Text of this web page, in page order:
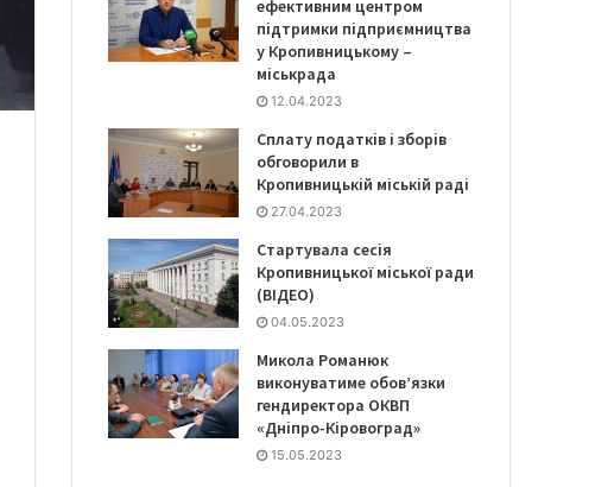
ефективним центром
підтримки підприємництва
у Кропивницькому –
міськрада
12.04.2023
Сплату податків і зборів
обговорили в
Кропивницькій міській раді
27.04.2023
Стартувала сесія
Кропивницької міської ради
(ВІДЕО)
04.05.2023
Микола Романюк
виконуватиме обов’язки
гендиректора ОКВП
«Дніпро-Кіровоград»
15.05.2023